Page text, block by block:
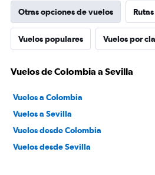
Otras opciones de vuelos
Vuelos populares Vuelos por
Vuelos de Colombia a Sevilla
Vuelos a Colombia
Vuelos a Sevilla
Vuelos desde Colombia
Vuelos desde Sevilla